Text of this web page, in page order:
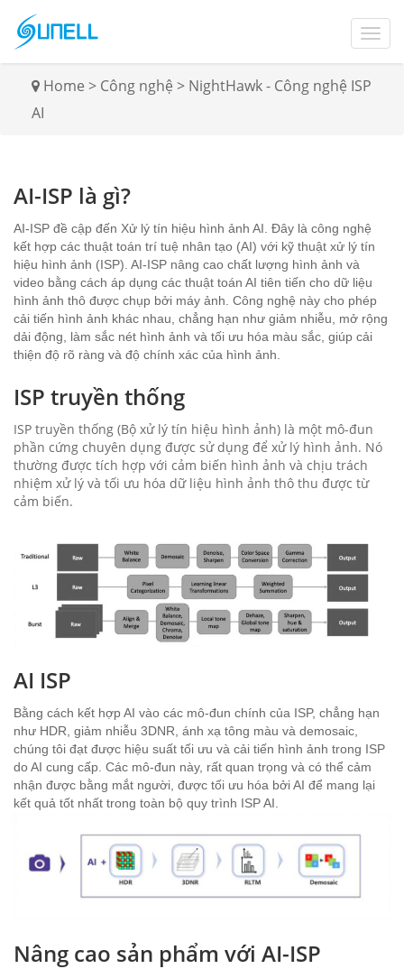
Home > Công nghệ > NightHawk - Công nghệ ISP
AI
AI-ISP là gì?
AI-ISP đề cập đến Xử lý tín hiệu hình ảnh AI. Đây là công nghệ
kết hợp các thuật toán trí tuệ nhân tạo (AI) với kỹ thuật xử lý tín
hiệu hình ảnh (ISP). AI-ISP nâng cao chất lượng hình ảnh và
video bằng cách áp dụng các thuật toán AI tiên tiến cho dữ liệu
hình ảnh thô được chụp bởi máy ảnh. Công nghệ này cho phép
cải tiến hình ảnh khác nhau, chẳng hạn như giảm nhiễu, mở rộng
dải động, làm sắc nét hình ảnh và tối ưu hóa màu sắc, giúp cải
thiện độ rõ ràng và độ chính xác của hình ảnh.
ISP truyền thống
ISP truyền thống (Bộ xử lý tín hiệu hình ảnh) là một mô-đun
phần cứng chuyên dụng được sử dụng để xử lý hình ảnh. Nó
thường được tích hợp với cảm biến hình ảnh và chịu trách
nhiệm xử lý và tối ưu hóa dữ liệu hình ảnh thô thu được từ
cảm biến.
AI ISP
Bằng cách kết hợp AI vào các mô-đun chính của ISP, chẳng hạn
như HDR, giảm nhiễu 3DNR, ánh xạ tông màu và demosaic,
chúng tôi đạt được hiệu suất tối ưu và cải tiến hình ảnh trong ISP
do AI cung cấp. Các mô-đun này, rất quan trọng và có thể cảm
nhận được bằng mắt người, được tối ưu hóa bởi AI để mang lại
kết quả tốt nhất trong toàn bộ quy trình ISP AI.
Nâng cao sản phẩm với AI-ISP